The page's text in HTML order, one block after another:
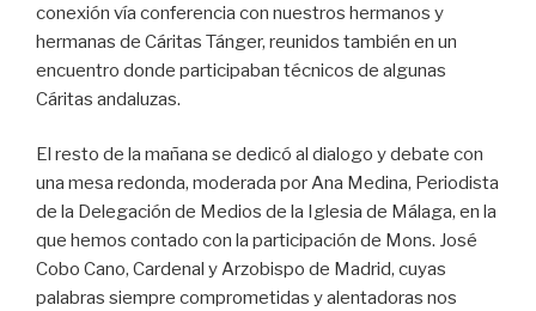
conexión vía conferencia con nuestros hermanos y
hermanas de Cáritas Tánger, reunidos también en un
encuentro donde participaban técnicos de algunas
Cáritas andaluzas.
El resto de la mañana se dedicó al dialogo y debate con
una mesa redonda, moderada por Ana Medina, Periodista
de la Delegación de Medios de la Iglesia de Málaga, en la
que hemos contado con la participación de Mons. José
Cobo Cano, Cardenal y Arzobispo de Madrid, cuyas
palabras siempre comprometidas y alentadoras nos